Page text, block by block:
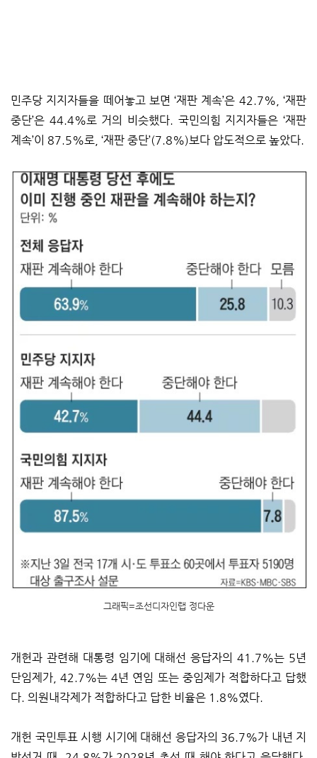
민주당 지지자들을 떼어놓고 보면 ‘재판 계속’은 42.7%, ‘재판
중단’은 44.4%로 거의 비슷했다. 국민의힘 지지자들은 ‘재판
계속’이 87.5%로, ‘재판 중단’(7.8%)보다 압도적으로 높았다.
그래픽=조선디자인랩 정다운
개헌과 관련해 대통령 임기에 대해선 응답자의 41.7%는 5년
단임제가, 42.7%는 4년 연임 또는 중임제가 적합하다고 답했
다. 의원내각제가 적합하다고 답한 비율은 1.8%였다.
개헌 국민투표 시행 시기에 대해선 응답자의 36.7%가 내년 지